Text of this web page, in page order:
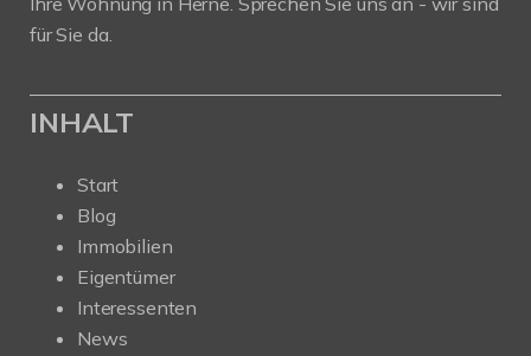
für Sie da.
INHALT
Start
Blog
Immobilien
Eigentümer
Interessenten
News